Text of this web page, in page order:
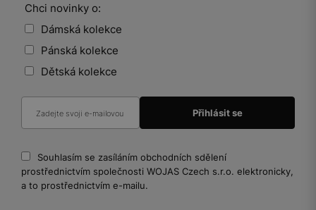
Chci novinky o:
Dámská kolekce
Pánská kolekce
Dětská kolekce
Souhlasím se zasíláním obchodních sdělení
prostřednictvím společnosti WOJAS Czech s.r.o. elektronicky,
a to prostřednictvím e-mailu.